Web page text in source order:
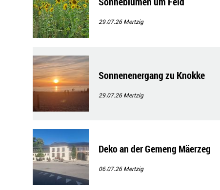
29.07.26Mertzig
Sonnenenergang zu Knokke
29.07.26Mertzig
Deko an der Gemeng Mäerzeg
06.07.26Mertzig